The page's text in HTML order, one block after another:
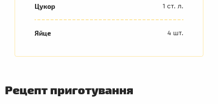
Цукор 1 ст. л.
Яйце 4 шт.
Рецепт приготування